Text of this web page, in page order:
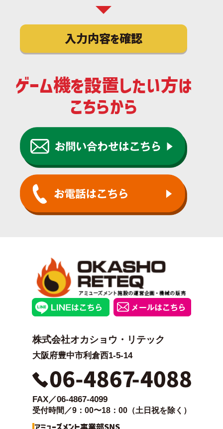
入力内容を確認
ゲーム機を設置したい方は
こちらから
株式会社オカショウ・リテック
大阪府豊中市利倉西1-5-14
FAX／06-4867-4099
受付時間／9：00〜18：00（土日祝を除く）
アミューズメント事業部SNS